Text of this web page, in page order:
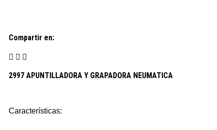
Compartir en:
2997 APUNTILLADORA Y GRAPADORA NEUMATICA
Características: